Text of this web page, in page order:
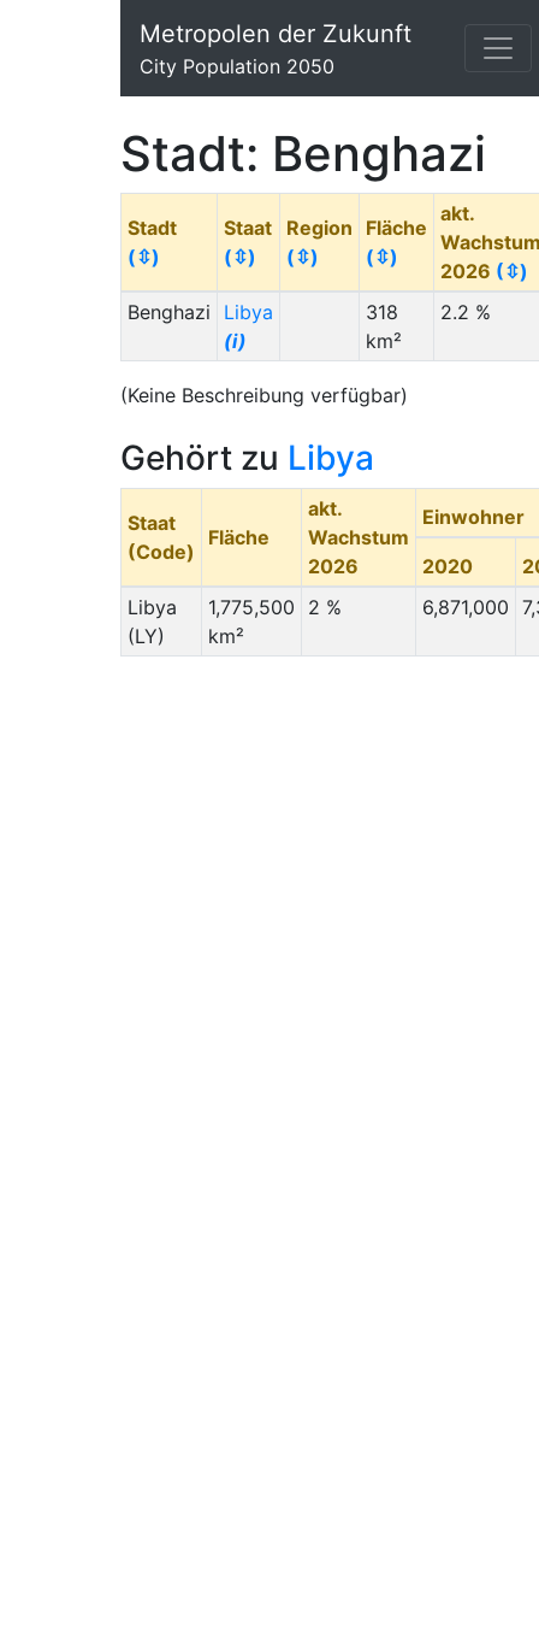
Metropolen der Zukunft
City Population 2050
Stadt: Benghazi
Stadt
(⇳)
Staat
(⇳)
Region
(⇳)
Fläche
(⇳)
akt.
2026 (⇳)
Benghazi
Libya
(i)
318
km²
2.2 %
(Keine Beschreibung verfügbar)
Gehört zu Libya
Staat
(Code)
Fläche
akt.
Wachstum
2026
Einwohner
2020
Libya
(LY)
1,775,500
km²
2 % 6,871,000